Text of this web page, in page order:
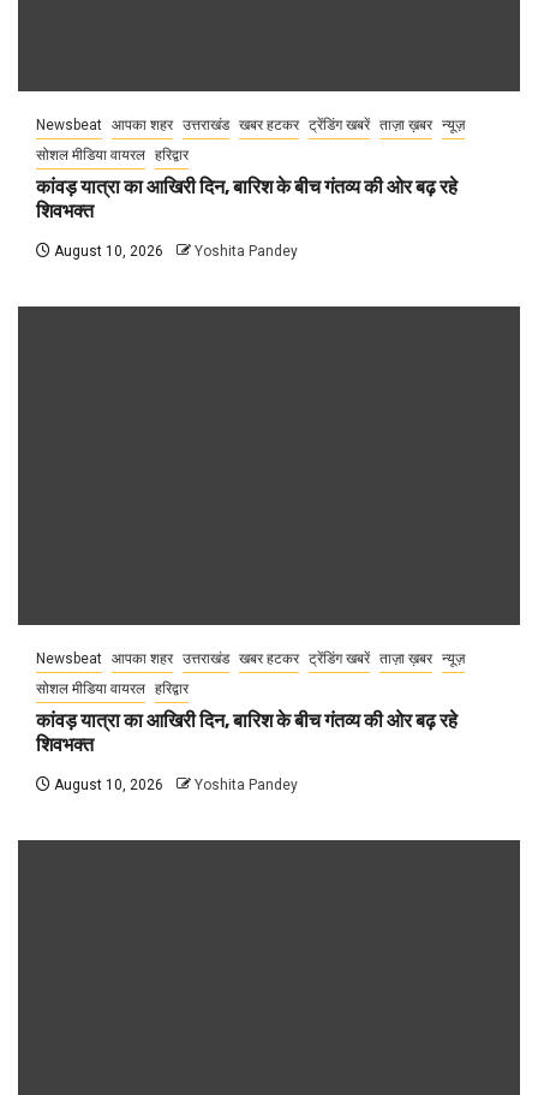
Newsbeat आपका शहर उत्तराखंड खबर हटकर ट्रेंडिंग खबरें ताज़ा ख़बर न्यूज़
सोशल मीडिया वायरल हरिद्वार
कांवड़ यात्रा का आखिरी दिन, बारिश के बीच गंतव्य की ओर बढ़ रहे
शिवभक्त
August 10, 2026 Yoshita Pandey
Newsbeat आपका शहर उत्तराखंड खबर हटकर ट्रेंडिंग खबरें ताज़ा ख़बर न्यूज़
सोशल मीडिया वायरल हरिद्वार
कांवड़ यात्रा का आखिरी दिन, बारिश के बीच गंतव्य की ओर बढ़ रहे
शिवभक्त
August 10, 2026 Yoshita Pandey